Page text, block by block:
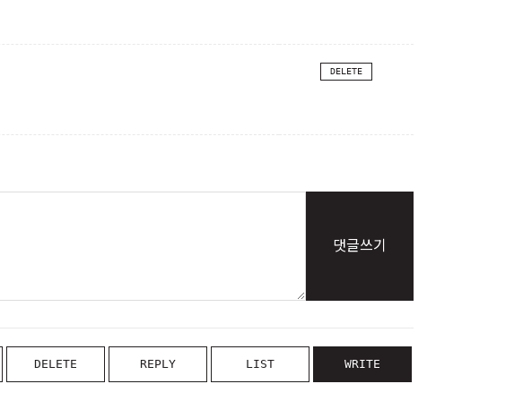
DELETE
댓글쓰기
DELETE REPLY LIST WRITE